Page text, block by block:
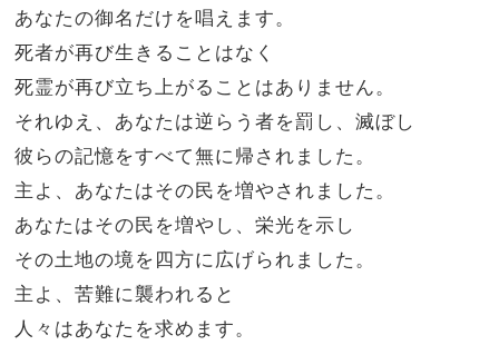
あなたの御名だけを唱えます。
死者が再び生きることはなく
死霊が再び立ち上がることはありません。
それゆえ、あなたは逆らう者を罰し、滅ぼし
彼らの記憶をすべて無に帰されました。
主よ、あなたはその民を増やされました。
あなたはその民を増やし、栄光を示し
その土地の境を四方に広げられました。
主よ、苦難に襲われると
人々はあなたを求めます。